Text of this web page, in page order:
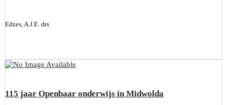
Edzes, A.J.E. drs
115 jaar Openbaar onderwijs in Midwolda